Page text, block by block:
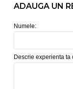
ADAUGA UN
Numele:
Descrie experienta ta